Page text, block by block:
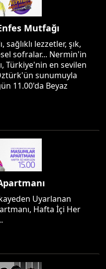
Mutfağı
sağlıklı lezzetler, şık,
sofralar... Nermin'in
Türkiye'nin en sevilen
sunumuyla
11.00'da Beyaz
Uyarlanan
Hafta İçi Her